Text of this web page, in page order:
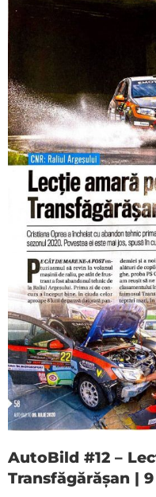
AutoBild #12 –
Transfăgărășan |